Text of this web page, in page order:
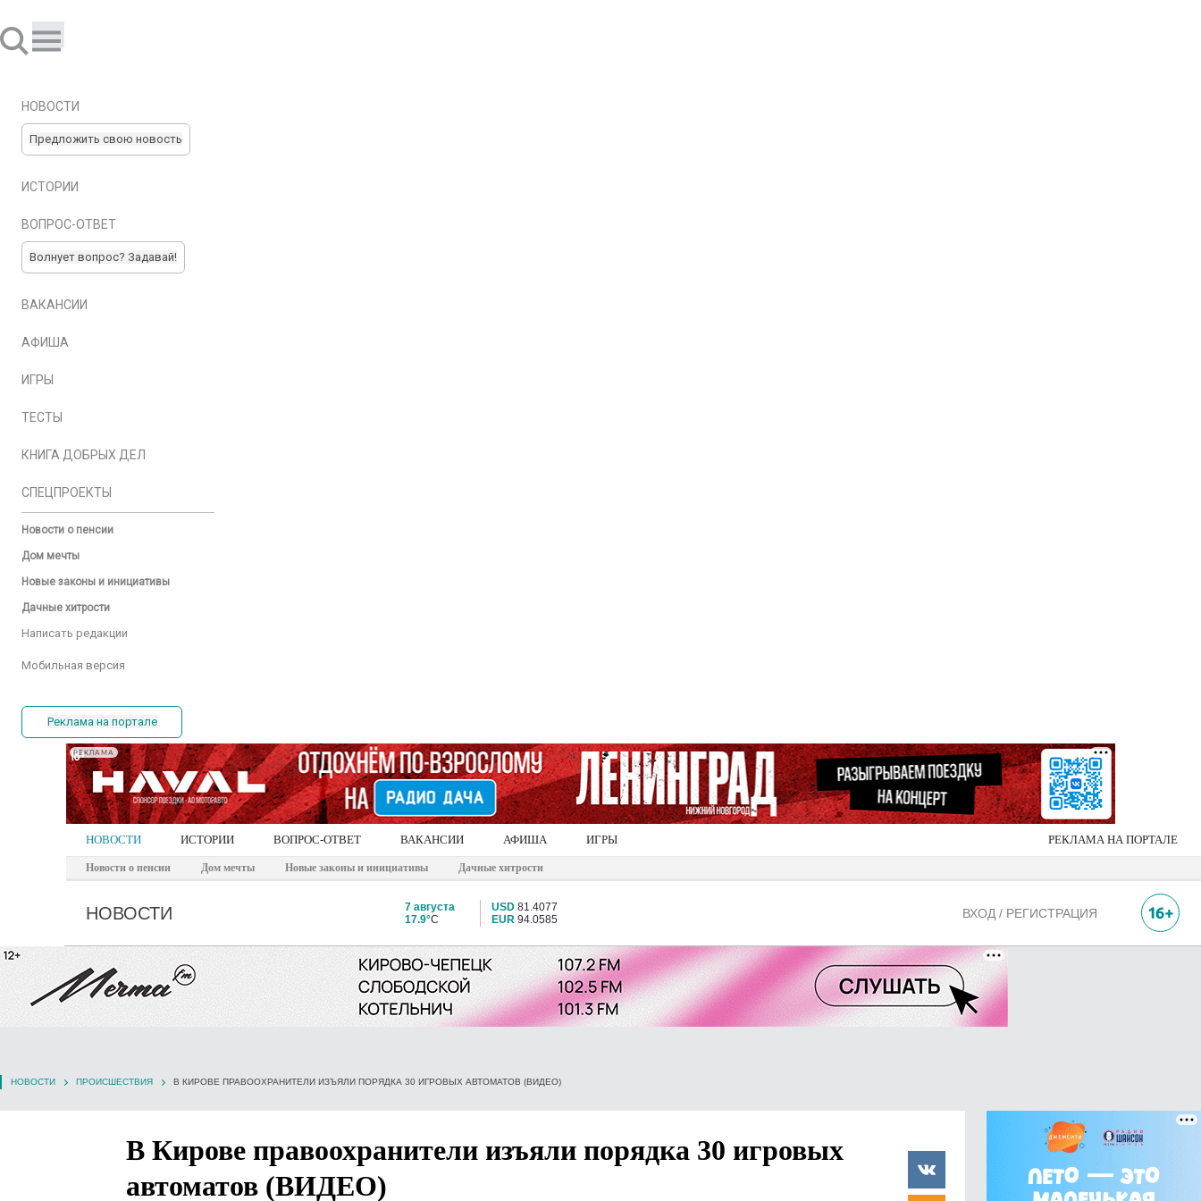
НОВОСТИ
Предложить свою новость
ИСТОРИИ
ВОПРОС-ОТВЕТ
Волнует вопрос? Задавай!
ВАКАНСИИ
АФИША
ИГРЫ
ТЕСТЫ
КНИГА ДОБРЫХ ДЕЛ
СПЕЦПРОЕКТЫ
Новости о пенсии
Дом мечты
Новые законы и инициативы
Дачные хитрости
Написать редакции
Мобильная версия
Реклама на портале
РЕКЛАМА
НОВОСТИ ИСТОРИИ ВОПРОС-ОТВЕТ ВАКАНСИИ АФИША ИГРЫ РЕКЛАМА НА ПОРТАЛЕ
Новости о пенсии Дом мечты Новые законы и инициативы Дачные хитрости
НОВОСТИ
7 августа
17.9°C
USD 81.4077
EUR 94.0585 ВХОД / РЕГИСТРАЦИЯ
НОВОСТИ ПРОИСШЕСТВИЯ В КИРОВЕ ПРАВООХРАНИТЕЛИ ИЗЪЯЛИ ПОРЯДКА 30 ИГРОВЫХ АВТОМАТОВ (ВИДЕО)
В Кирове правоохранители изъяли порядка 30 игровых
автоматов (ВИДЕО)